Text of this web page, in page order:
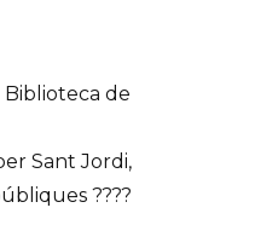
Biblioteca de
Sant Jordi,
????